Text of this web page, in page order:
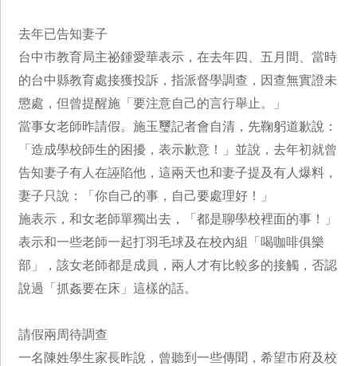
去年已告知妻子
台中巿教育局主祕鍾愛華表示，在去年四、五月間、當時
的台中縣教育處接獲投訴，指派督學調查，因查無實證未
懲處，但曾提醒施「要注意自己的言行舉止。」
當事女老師昨請假。施玉璽記者會自清，先鞠躬道歉說：
「造成學校師生的困擾，表示歉意！」並說，去年初就曾
告知妻子有人在誣陷他，這兩天也和妻子提及有人爆料，
妻子只說：「你自己的事，自己要處理好！」
施表示，和女老師單獨出去，「都是聊學校裡面的事！」
表示和一些老師一起打羽毛球及在校內組「喝咖啡俱樂
部」，該女老師都是成員，兩人才有比較多的接觸，否認
說過「抓姦要在床」這樣的話。
請假兩周待調查
一名陳姓學生家長昨說，曾聽到一些傳聞，希望市府及校